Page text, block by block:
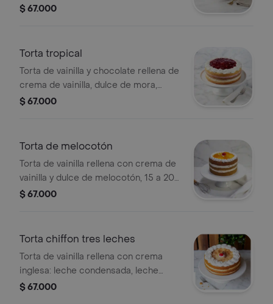
melocotón, 15 a 20 porciones.
$ 67.000
Torta tropical
Torta de vainilla y chocolate rellena de
crema de vainilla, dulce de mora,
crema de vainilla en dulce de
$ 67.000
Torta de melocotón
Torta de vainilla rellena con crema de
vainilla y dulce de melocotón, 15 a 20
porciones.
$ 67.000
Torta chiffon tres leches
Torta de vainilla rellena con crema
inglesa: leche condensada, leche
entera, 15 a 20 porciones.
$ 67.000